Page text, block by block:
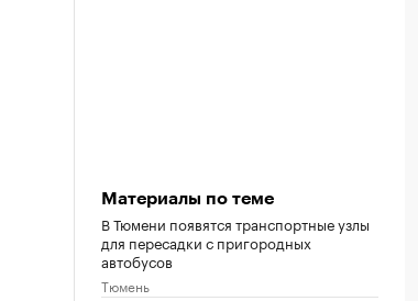
Материалы по теме
В Тюмени появятся транспортные узлы
для пересадки с пригородных
автобусов
Тюмень